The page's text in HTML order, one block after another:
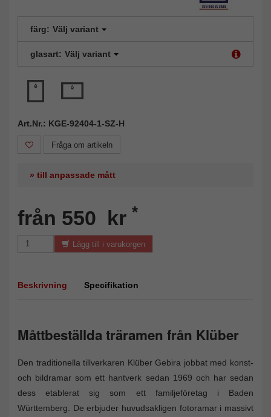
färg: Välj variant
glasart: Välj variant
Art.Nr.: KGE-92404-1-SZ-H
Fråga om artikeln
» till anpassade mått
från 550 kr *
Lägg till i varukorgen
Beskrivning Specifikation
Måttbeställda träramen från Klüber
Den traditionella tillverkaren Klüber Gebira jobbat med konst-
och bildramar som ett hantverk sedan 1969 och har sedan
dess etablerat sig som ett familjeföretag i Baden
Württemberg. De erbjuder huvudsakligen fotoramar i massivt